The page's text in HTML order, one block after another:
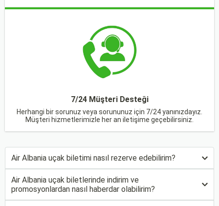
7/24 Müşteri Desteği
Herhangi bir sorunuz veya sorununuz için 7/24 yanınızdayız.
Müşteri hizmetlerimizle her an iletişime geçebilirsiniz.
Air Albania uçak biletimi nasıl rezerve edebilirim?
Air Albania uçak biletlerinde indirim ve
promosyonlardan nasıl haberdar olabilirim?